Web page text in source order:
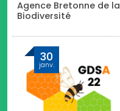
Agence Bretonne de la
Biodiversité
30
janv.